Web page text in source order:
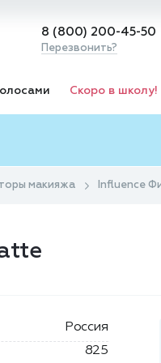
8 (800) 200-45-50
Перезвонить?
Скоро в школу!
макияжа Influence
Россия
825